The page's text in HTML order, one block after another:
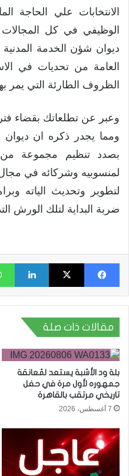
الانتخابات علي الحاجة
الوظيفي في كل
ديوان شؤن الخدمة
العامة من تحديات في
الظروف الطارئة التي يمر
وعبر عن تطلعاتك بقضاء
ومما يجدر ذكره ان ديوان
بصدد تنظيم مجموعة من
لمنسوبيه وشركائه في
لتطوير وتحديث الياته
ضربة البداية لتلك الورش
فيسبوك X
مقالات ذات صلة
بلة ود الأشبة يستعد لمُعانقة
جمهوره لأول مرة في حفل
تاريخي مرتقب بالقاهرة
7 أغسطس، 2026